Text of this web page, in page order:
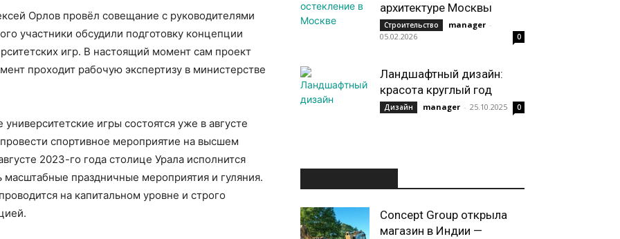
Орлов провёл совещание с руководителями
участники обсудили подготовку концепции
игр. В настоящий момент сам проект
проходит рабочую экспертизу в министерстве
игры состоятся уже в августе
спортивное мероприятие на высшем
2023-го года столице Урала исполнится
масштабные праздничные мероприятия и гуляния.
на капитальном уровне и строго
архитектуре Москвы
Строительство manager -
05.02.2026
0
Ландшафтный дизайн:
красота круглый год
Дизайн manager - 25.10.2025 0
Concept Group открыла
магазин в Индии —